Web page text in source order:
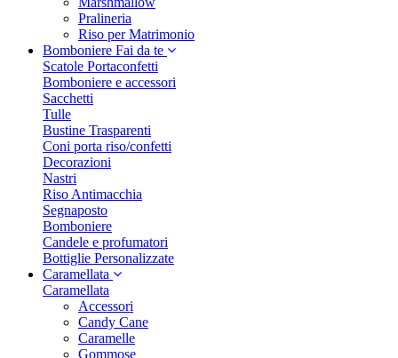
Pralineria
Riso per Matrimonio
Bomboniere Fai da te
Scatole Portaconfetti
Bomboniere e accessori
Sacchetti
Tulle
Bustine Trasparenti
Coni porta riso/confetti
Decorazioni
Nastri
Riso Antimacchia
Segnaposto
Bomboniere
Candele e profumatori
Bottiglie Personalizzate
Caramellata
Caramellata
Accessori
Candy Cane
Caramelle
Gommose